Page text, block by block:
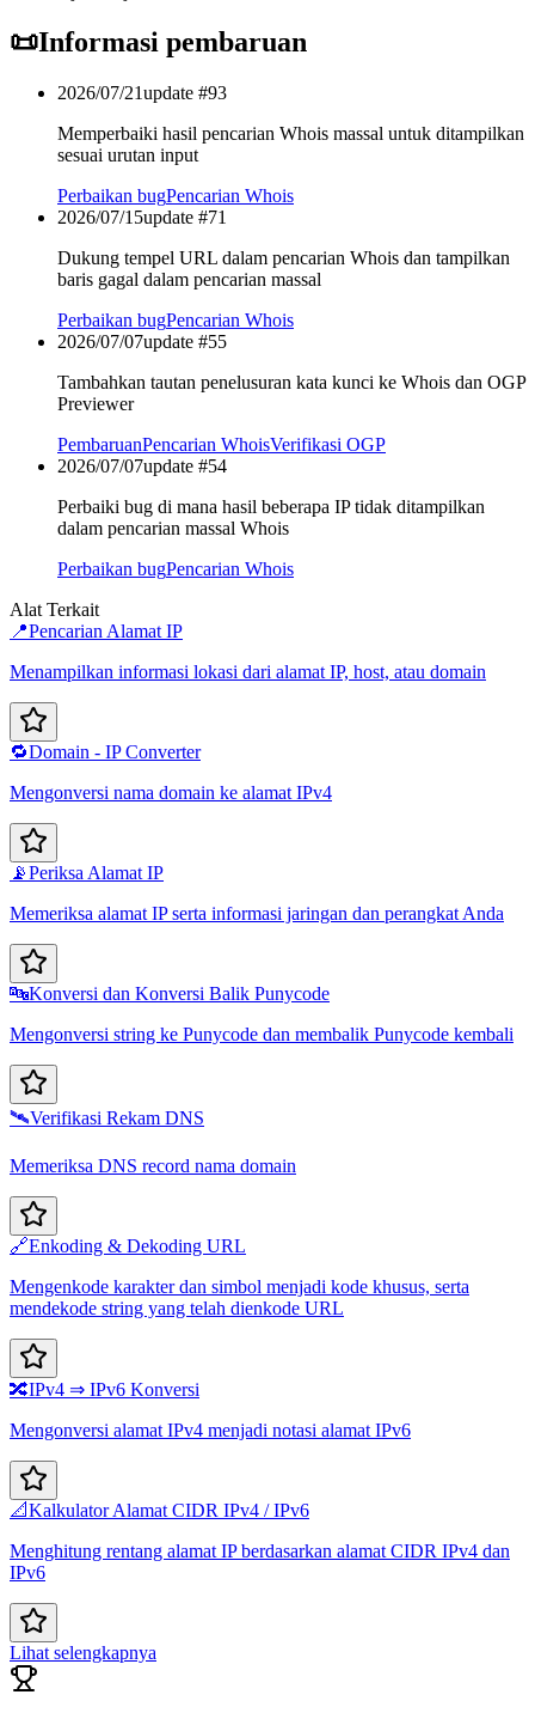
📜Informasi pembaruan
2026/07/21update #93
Memperbaiki hasil pencarian Whois massal untuk ditampilkan
sesuai urutan input
Perbaikan bugPencarian Whois
2026/07/15update #71
Dukung tempel URL dalam pencarian Whois dan tampilkan
baris gagal dalam pencarian massal
Perbaikan bugPencarian Whois
2026/07/07update #55
Tambahkan tautan penelusuran kata kunci ke Whois dan OGP
Previewer
PembaruanPencarian WhoisVerifikasi OGP
2026/07/07update #54
Perbaiki bug di mana hasil beberapa IP tidak ditampilkan
dalam pencarian massal Whois
Perbaikan bugPencarian Whois
Alat Terkait
📍Pencarian Alamat IP
Menampilkan informasi lokasi dari alamat IP, host, atau domain
🔁Domain - IP Converter
Mengonversi nama domain ke alamat IPv4
📡Periksa Alamat IP
Memeriksa alamat IP serta informasi jaringan dan perangkat Anda
🔤Konversi dan Konversi Balik Punycode
Mengonversi string ke Punycode dan membalik Punycode kembali
🛰️Verifikasi Rekam DNS
Memeriksa DNS record nama domain
🔗Enkoding & Dekoding URL
Mengenkode karakter dan simbol menjadi kode khusus, serta
mendekode string yang telah dienkode URL
🔀IPv4 ⇒ IPv6 Konversi
Mengonversi alamat IPv4 menjadi notasi alamat IPv6
📐Kalkulator Alamat CIDR IPv4 / IPv6
Menghitung rentang alamat IP berdasarkan alamat CIDR IPv4 dan
IPv6
Lihat selengkapnya